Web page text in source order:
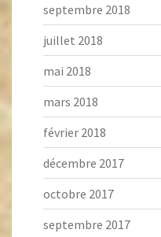
septembre 2018
juillet 2018
mai 2018
mars 2018
février 2018
décembre 2017
octobre 2017
septembre 2017